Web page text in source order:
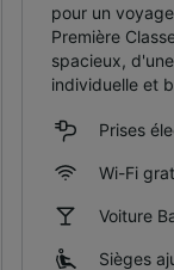
pour un
Première
spacieux,
individuelle et
Prises
Wi-Fi
Voiture
Sièges